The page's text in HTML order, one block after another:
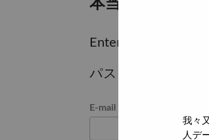
我々
人デ
Enter the email
パスワードをリセ
パスワードをリセットくだ
E-mail